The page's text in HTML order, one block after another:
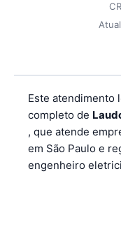
Este atendimento
completo de
, que atende
em São Paulo e
engenheiro